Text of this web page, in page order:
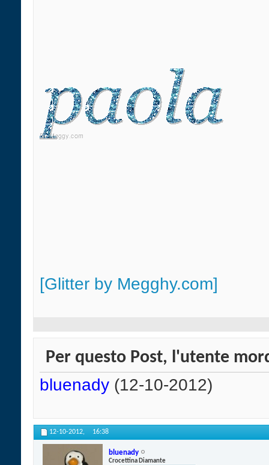
[Glitter by Megghy.com]
Per questo Post, l'utente
bluenady (12-10-2012)
12-10-2012, 16:38
bluenady
Crocettina Diamante